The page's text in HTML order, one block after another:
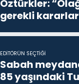
Öztürkler:
gerekli
EDITÖRÜN SEÇTIĞI
Sabah
85 yaşındaki